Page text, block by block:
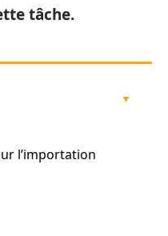
tâche.
l’importation